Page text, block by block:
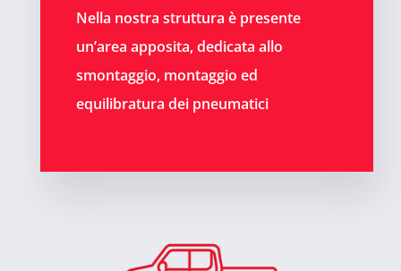
Nella nostra struttura è presente
un’area apposita, dedicata allo
smontaggio, montaggio ed
equilibratura dei pneumatici